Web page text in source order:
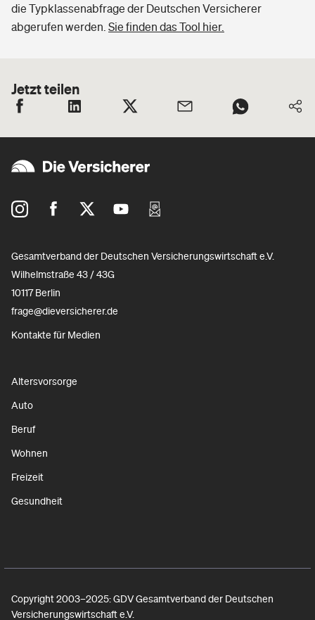
die Typklassenabfrage der Deutschen Versicherer
abgerufen werden. Sie finden das Tool hier.
Jetzt teilen
Gesamtverband der Deutschen Versicherungswirtschaft e.V.
Wilhelmstraße 43 / 43G
10117 Berlin
frage@dieversicherer.de
Kontakte für Medien
Altersvorsorge
Auto
Beruf
Wohnen
Freizeit
Gesundheit
Copyright 2003–2025: GDV Gesamtverband der Deutschen
Versicherungswirtschaft e.V.